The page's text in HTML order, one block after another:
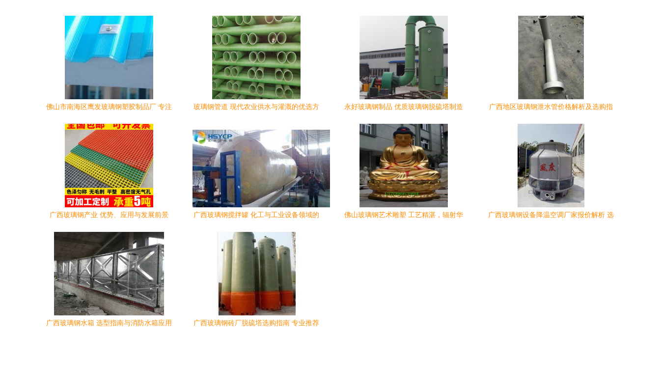
佛山市南海区鹰发玻璃钢塑胶制品厂 专注
玻璃钢管道 现代农业供水与灌溉的优选方
永好玻璃钢制品 优质玻璃钢脱硫塔制造
广西地区玻璃钢泄水管价格解析及选购指
广西玻璃钢产业 优势、应用与发展前景
广西玻璃钢搅拌罐 化工与工业设备领域的
佛山玻璃钢艺术雕塑 工艺精湛，辐射华
广西玻璃钢设备降温空调厂家报价解析 选
广西玻璃钢水箱 选型指南与消防水箱应用
广西玻璃钢砖厂脱硫塔选购指南 专业推荐